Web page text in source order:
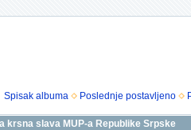
Spisak albuma Poslednje postavljeno
krsna slava MUP-a Republike Srpske